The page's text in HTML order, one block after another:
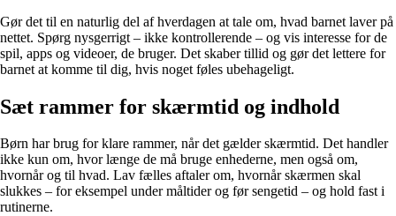
Gør det til en naturlig del af hverdagen at tale om, hvad barnet laver på
nettet. Spørg nysgerrigt – ikke kontrollerende – og vis interesse for de
spil, apps og videoer, de bruger. Det skaber tillid og gør det lettere for
barnet at komme til dig, hvis noget føles ubehageligt.
Sæt rammer for skærmtid og indhold
Børn har brug for klare rammer, når det gælder skærmtid. Det handler
ikke kun om, hvor længe de må bruge enhederne, men også om,
hvornår og til hvad. Lav fælles aftaler om, hvornår skærmen skal
slukkes – for eksempel under måltider og før sengetid – og hold fast i
rutinerne.